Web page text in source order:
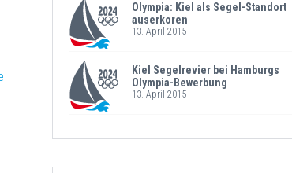
Olympia: Kiel als Segel-Standort
auserkoren
13. April 2015
Kiel Segelrevier bei Hamburgs
Olympia-Bewerbung
13. April 2015